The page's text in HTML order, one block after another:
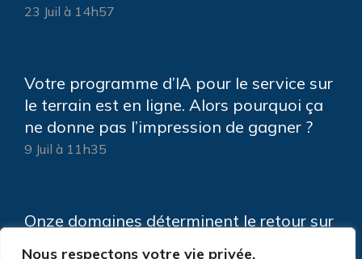
Nous respectons votre vie privée.
23 Juil à 14h57
Votre programme d’IA pour le service sur
le terrain est en ligne. Alors pourquoi ça
ne donne pas l’impression de gagner ?
9 Juil à 11h35
Onze domaines déterminent le retour sur